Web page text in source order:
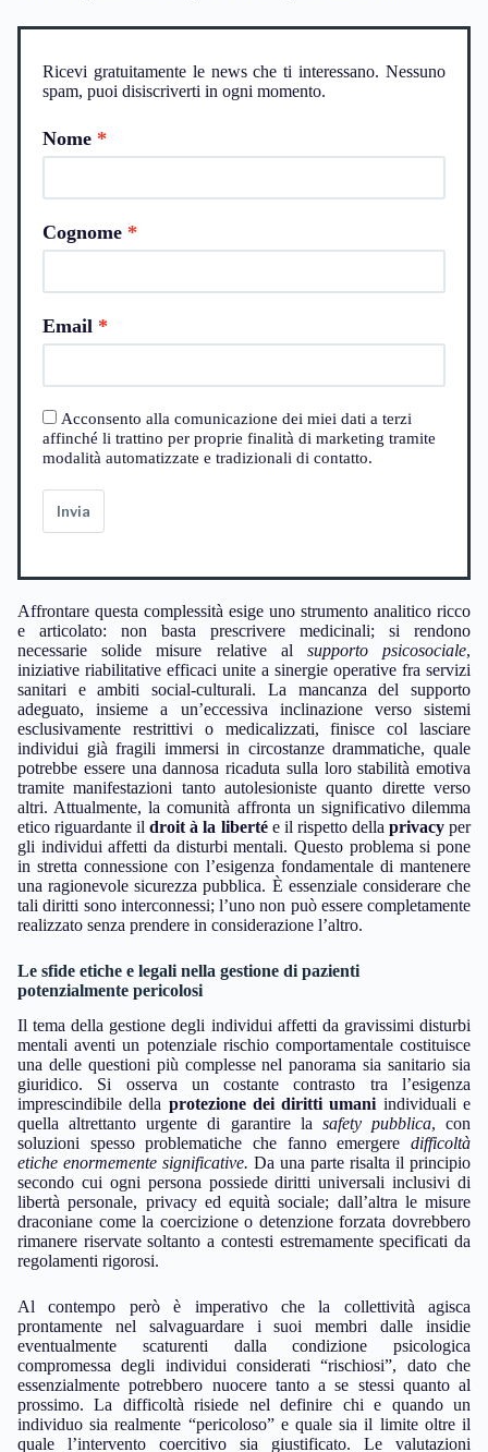
Ricevi gratuitamente le news che ti interessano. Nessuno
spam, puoi disiscriverti in ogni momento.
Nome
Cognome
Email
Acconsento alla comunicazione dei miei dati a terzi
affinché li trattino per proprie finalità di marketing tramite
modalità automatizzate e tradizionali di contatto.
Invia
Affrontare questa complessità esige uno strumento analitico ricco
e articolato: non basta prescrivere medicinali; si rendono
necessarie solide misure relative al supporto psicosociale,
iniziative riabilitative efficaci unite a sinergie operative fra servizi
sanitari e ambiti social-culturali. La mancanza del supporto
adeguato, insieme a un’eccessiva inclinazione verso sistemi
esclusivamente restrittivi o medicalizzati, finisce col lasciare
individui già fragili immersi in circostanze drammatiche, quale
potrebbe essere una dannosa ricaduta sulla loro stabilità emotiva
tramite manifestazioni tanto autolesioniste quanto dirette verso
altri. Attualmente, la comunità affronta un significativo dilemma
etico riguardante ildroit à la libertée il rispetto della privacyper
gli individui affetti da disturbi mentali. Questo problema si pone
in stretta connessione con l’esigenza fondamentale di mantenere
una ragionevole sicurezza pubblica. È essenziale considerare che
tali diritti sono interconnessi; l’uno non può essere completamente
realizzato senza prendere in considerazione l’altro.
Le sfide etiche e legali nella gestione di pazienti
potenzialmente pericolosi
Il tema della gestione degli individui affetti da gravissimi disturbi
mentali aventi un potenziale rischio comportamentale costituisce
una delle questioni più complesse nel panorama sia sanitario sia
giuridico. Si osserva un costante contrasto tra l’esigenza
imprescindibile della protezione dei diritti umani individuali e
quella altrettanto urgente di garantire la safety pubblica, con
soluzioni spesso problematiche che fanno emergere difficoltà
etiche enormemente significative. Da una parte risalta il principio
secondo cui ogni persona possiede diritti universali inclusivi di
libertà personale, privacy ed equità sociale; dall’altra le misure
draconiane come la coercizione o detenzione forzata dovrebbero
rimanere riservate soltanto a contesti estremamente specificati da
regolamenti rigorosi.
Al contempo però è imperativo che la collettività agisca
prontamente nel salvaguardare i suoi membri dalle insidie
eventualmente scaturenti dalla condizione psicologica
compromessa degli individui considerati “rischiosi”, dato che
essenzialmente potrebbero nuocere tanto a se stessi quanto al
prossimo. La difficoltà risiede nel definire chi e quando un
individuo sia realmente “pericoloso” e quale sia il limite oltre il
quale l’intervento coercitivo sia giustificato. Le valutazioni